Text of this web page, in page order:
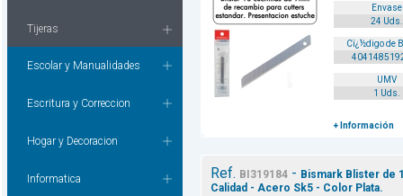
Tijeras
Escolar y Manualidades
Escritura y Correccion
Hogar y Decoracion
Informatica
Envase
24 Uds.
Cï¿½digo de
UMV
1 Uds.
+ Información
Ref. BI319184- Bismark Blister de
Calidad - Acero Sk5 - Color Plata.